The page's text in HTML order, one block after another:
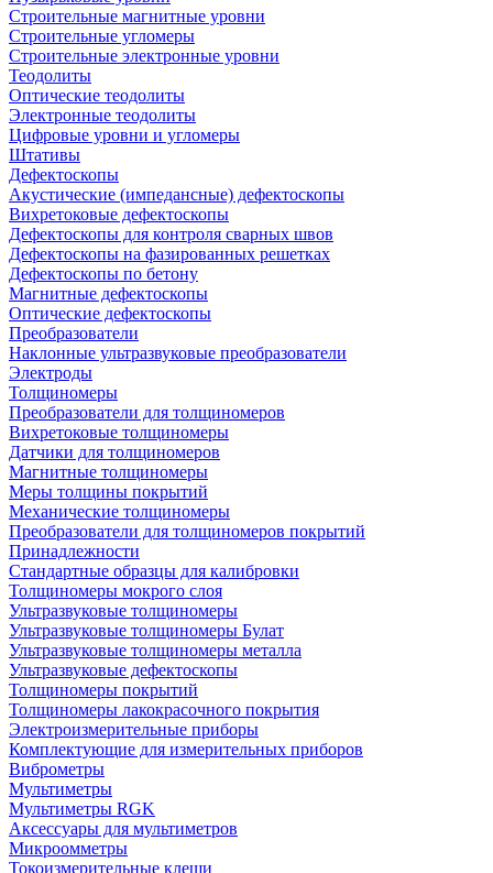
Строительные магнитные уровни
Строительные угломеры
Строительные электронные уровни
Теодолиты
Оптические теодолиты
Электронные теодолиты
Цифровые уровни и угломеры
Штативы
Дефектоскопы
Акустические (импедансные) дефектоскопы
Вихретоковые дефектоскопы
Дефектоскопы для контроля сварных швов
Дефектоскопы на фазированных решетках
Дефектоскопы по бетону
Магнитные дефектоскопы
Оптические дефектоскопы
Преобразователи
Наклонные ультразвуковые преобразователи
Электроды
Толщиномеры
Преобразователи для толщиномеров
Вихретоковые толщиномеры
Датчики для толщиномеров
Магнитные толщиномеры
Меры толщины покрытий
Механические толщиномеры
Преобразователи для толщиномеров покрытий
Принадлежности
Стандартные образцы для калибровки
Толщиномеры мокрого слоя
Ультразвуковые толщиномеры
Ультразвуковые толщиномеры Булат
Ультразвуковые толщиномеры металла
Ультразвуковые дефектоскопы
Толщиномеры покрытий
Толщиномеры лакокрасочного покрытия
Электроизмерительные приборы
Комплектующие для измерительных приборов
Виброметры
Мультиметры
Мультиметры RGK
Аксессуары для мультиметров
Микроомметры
Токоизмерительные клещи